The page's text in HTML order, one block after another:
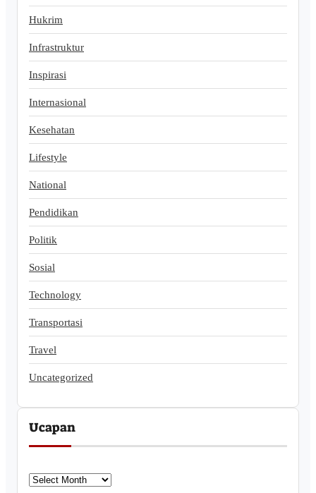
Hukrim
Infrastruktur
Inspirasi
Internasional
Kesehatan
Lifestyle
National
Pendidikan
Politik
Sosial
Technology
Transportasi
Travel
Uncategorized
Ucapan
U
c